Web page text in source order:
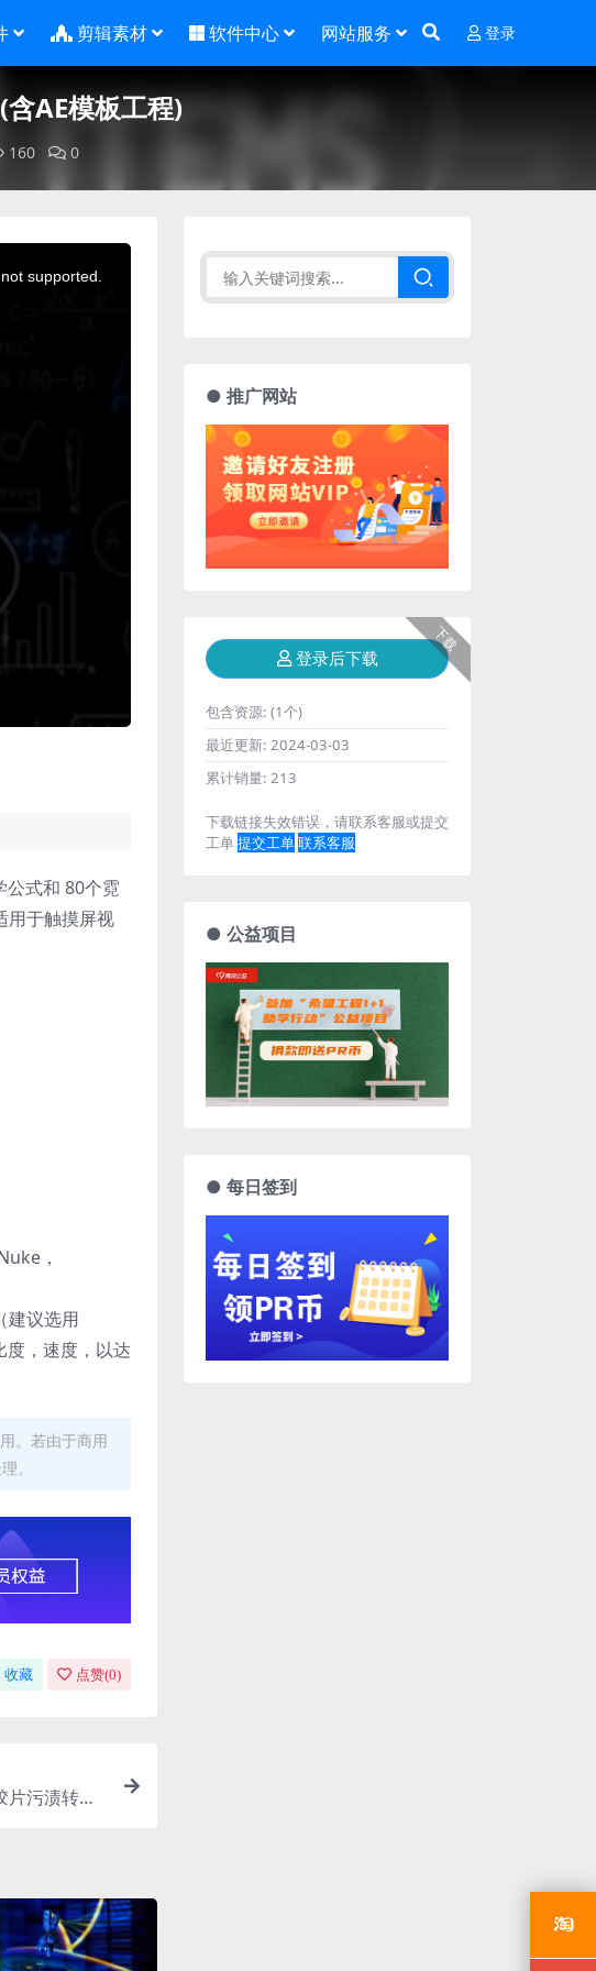
剪辑素材 软件中心 网站服务 登录
AE模板工程)
160 0
supported.
式和 80个霓
用于触摸屏视
，
建议选用
，速度，以达
。若由于商用
。
收藏 点赞(0)
污渍转场
● 推广网站
下载
登录后下载
包含资源: (1个)
最近更新: 2024-03-03
累计销量: 213
下载链接失效错误，请联系客服或提交
工单提交工单联系客服
● 公益项目
● 每日签到